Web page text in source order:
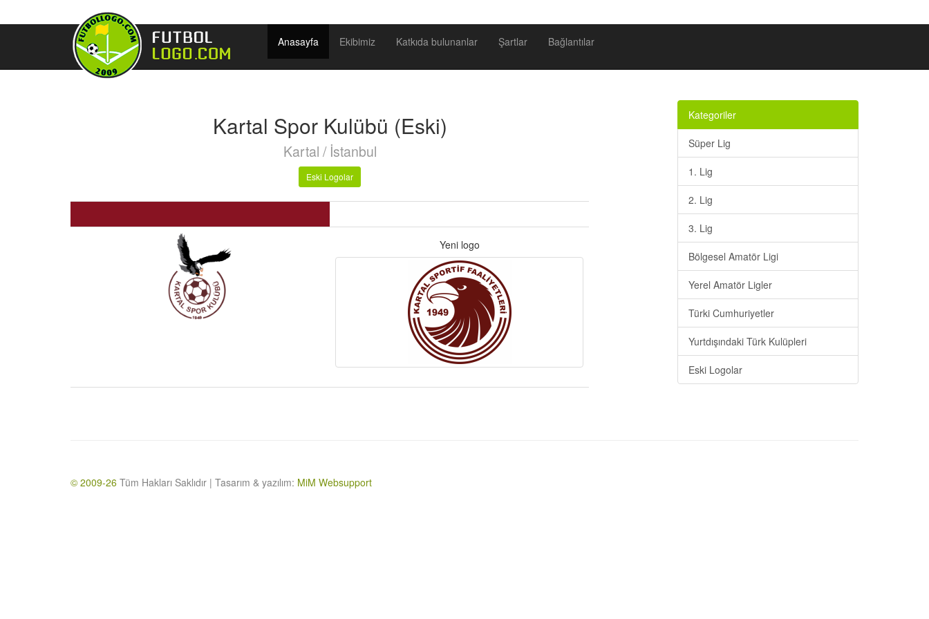
Anasayfa Ekibimiz Katkıda bulunanlar Şartlar Bağlantılar
Kartal Spor Kulübü (Eski)
Kartal / İstanbul
Eski Logolar
Yeni logo
Kategoriler
Süper Lig
1. Lig
2. Lig
3. Lig
Bölgesel Amatör Ligi
Yerel Amatör Ligler
Türki Cumhuriyetler
Yurtdışındaki Türk Kulüpleri
Eski Logolar
© 2009-26 Tüm Hakları Saklıdır | Tasarım & yazılım: MiM Websupport